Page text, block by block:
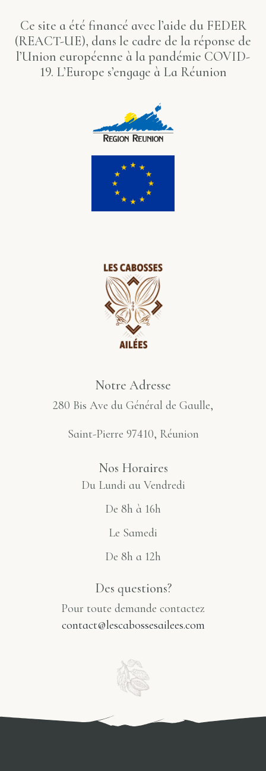
Ce site a été financé avec l’aide du FEDER
(REACT-UE), dans le cadre de la réponse de
l’Union européenne à la pandémie COVID-
19. L’Europe s’engage à La Réunion
Notre Adresse
280 Bis Ave du Général de Gaulle,
Saint-Pierre 97410, Réunion
Nos Horaires
Du Lundi au Vendredi
De 8h à 16h
Le Samedi
De 8h a 12h
Des questions?
Pour toute demande contactez
contact@lescabossesailees.com